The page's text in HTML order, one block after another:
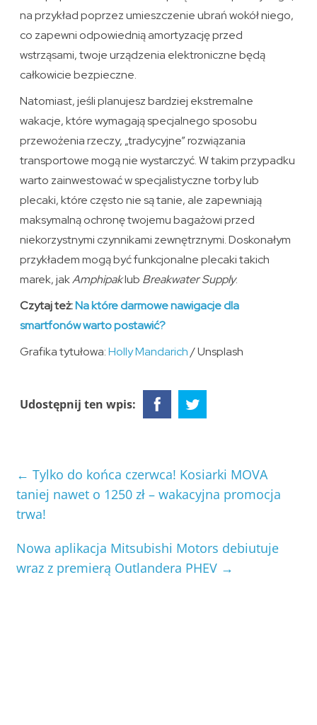
na przykład poprzez umieszczenie ubrań wokół niego,
co zapewni odpowiednią amortyzację przed
wstrząsami, twoje urządzenia elektroniczne będą
całkowicie bezpieczne.
Natomiast, jeśli planujesz bardziej ekstremalne
wakacje, które wymagają specjalnego sposobu
przewożenia rzeczy, „tradycyjne” rozwiązania
transportowe mogą nie wystarczyć. W takim przypadku
warto zainwestować w specjalistyczne torby lub
plecaki, które często nie są tanie, ale zapewniają
maksymalną ochronę twojemu bagażowi przed
niekorzystnymi czynnikami zewnętrznymi. Doskonałym
przykładem mogą być funkcjonalne plecaki takich
marek, jakAmphipaklub Breakwater Supply.
Czytaj też:Na które darmowe nawigacje dla
smartfonów warto postawić?
Grafika tytułowa:Holly Mandarich/ Unsplash
Udostępnij ten wpis:
← Tylko do końca czerwca! Kosiarki MOVA
taniej nawet o 1250 zł – wakacyjna promocja
trwa!
Nowa aplikacja Mitsubishi Motors debiutuje
wraz z premierą Outlandera PHEV →